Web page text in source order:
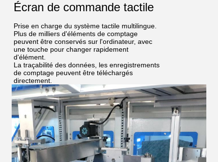
Écran de commande tactile
Prise en charge du système tactile multilingue.
Plus de milliers d'éléments de comptage
peuvent être conservés sur l'ordinateur, avec
une touche pour changer rapidement
d'élément.
La traçabilité des données, les enregistrements
de comptage peuvent être téléchargés
directement.